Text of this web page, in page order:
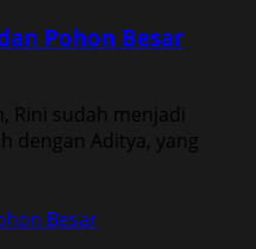
Pohon Besar
Rini sudah menjadi
dengan Aditya, yang
Besar